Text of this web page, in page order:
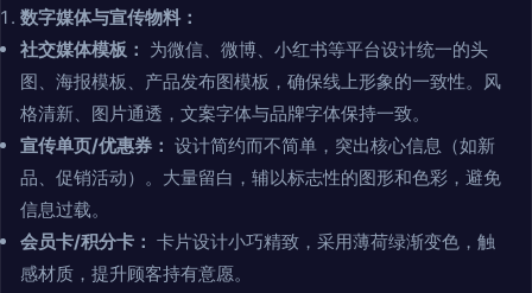
数字媒体与宣传物料：
社交媒体模板： 为微信、微博、小红书等平台设计统一的头
图、海报模板、产品发布图模板，确保线上形象的一致性。风
格清新、图片通透，文案字体与品牌字体保持一致。
宣传单页/优惠券： 设计简约而不简单，突出核心信息（如新
品、促销活动）。大量留白，辅以标志性的图形和色彩，避免
信息过载。
会员卡/积分卡： 卡片设计小巧精致，采用薄荷绿渐变色，触
感材质，提升顾客持有意愿。